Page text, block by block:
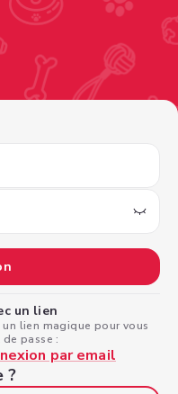
un lien
lien magique pour vous
passe :
par email
?
32a6-